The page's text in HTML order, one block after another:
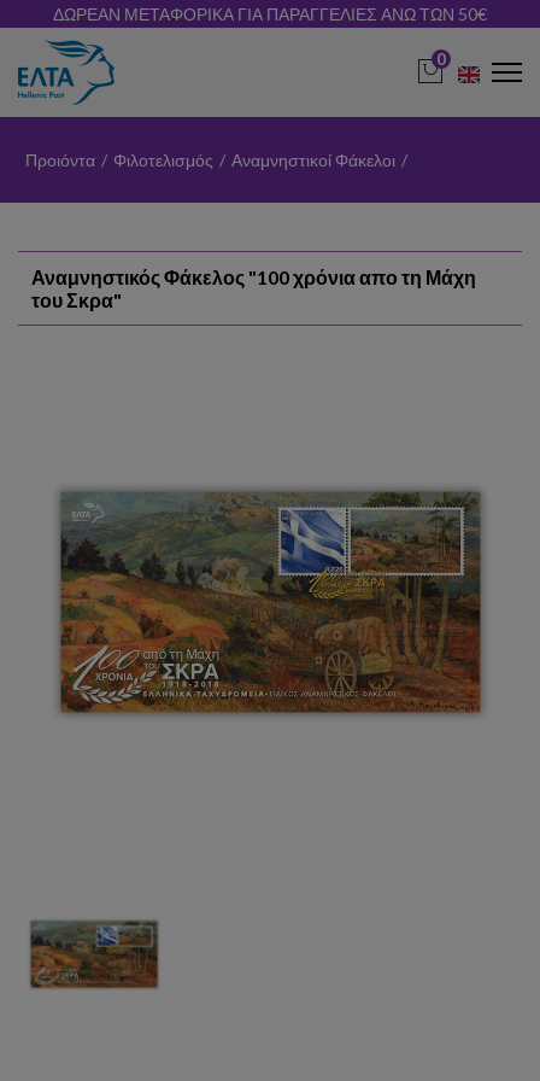
ΔΩΡΕΑΝ ΜΕΤΑΦΟΡΙΚΑ ΓΙΑ ΠΑΡΑΓΓΕΛΙΕΣ ΑΝΩ ΤΩΝ 50€
0
Προιόντα / Φιλοτελισμός / Αναμνηστικοί Φάκελοι /
Αναμνηστικός Φάκελος "100 χρόνια απο τη Μάχη
του Σκρα"